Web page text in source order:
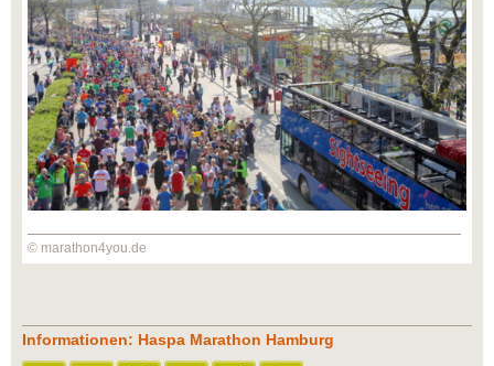
© marathon4you.de
Informationen: Haspa Marathon Hamburg